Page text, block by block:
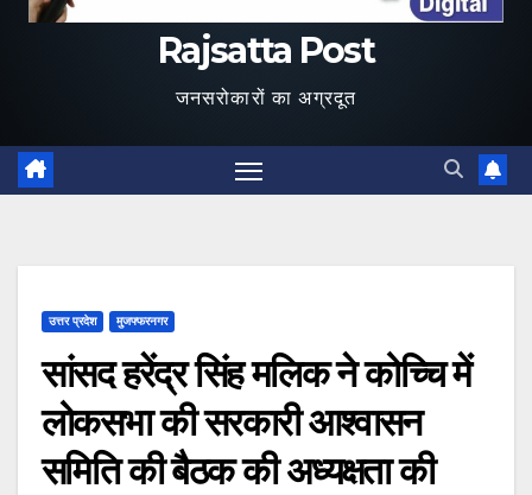
Rajsatta Post
जनसरोकारों का अग्रदूत
उत्तर प्रदेश मुजफ्फरनगर
सांसद हरेंद्र सिंह मलिक ने कोच्चि में
लोकसभा की सरकारी आश्वासन
समिति की बैठक की अध्यक्षता की